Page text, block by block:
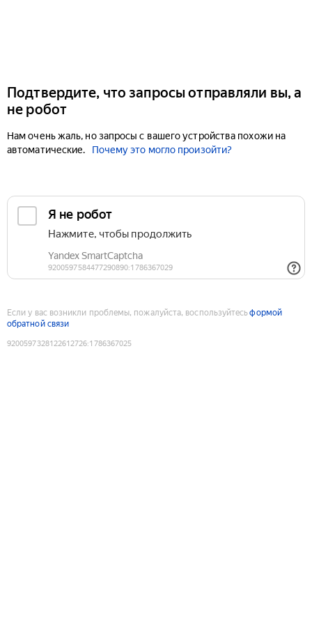
Подтвердите, что запросы отправляли вы, а
не робот
Нам очень жаль, но запросы с вашего устройства похожи на
автоматические.
Почему это могло произойти?
Если у вас возникли проблемы, пожалуйста, воспользуйтесьформой
обратной связи
9200597328122612726:1786367025